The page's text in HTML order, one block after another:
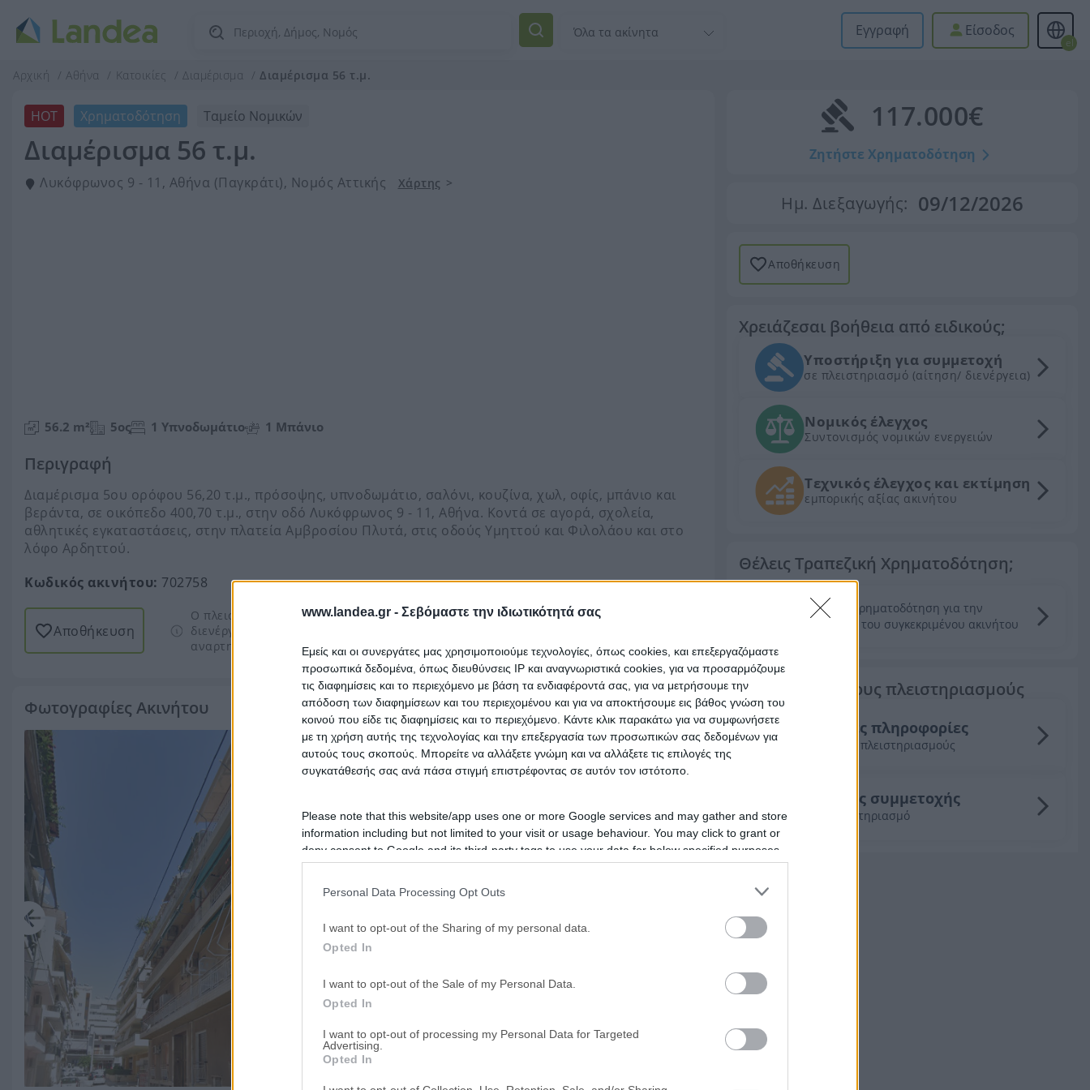
www.landea.gr - Σεβόμαστε την ιδιωτικότητά σας
Εμείς και οι συνεργάτες μας χρησιμοποιούμε τεχνολογίες, όπως cookies, και επεξεργαζόμαστε
προσωπικά δεδομένα, όπως διευθύνσεις IP και αναγνωριστικά cookies, για να προσαρμόζουμε
τις διαφημίσεις και το περιεχόμενο με βάση τα ενδιαφέροντά σας, για να μετρήσουμε την
απόδοση των διαφημίσεων και του περιεχομένου και για να αποκτήσουμε εις βάθος γνώση του
κοινού που είδε τις διαφημίσεις και το περιεχόμενο. Κάντε κλικ παρακάτω για να συμφωνήσετε
με τη χρήση αυτής της τεχνολογίας και την επεξεργασία των προσωπικών σας δεδομένων για
αυτούς τους σκοπούς. Μπορείτε να αλλάξετε γνώμη και να αλλάξετε τις επιλογές της
συγκατάθεσής σας ανά πάσα στιγμή επιστρέφοντας σε αυτόν τον ιστότοπο.
Please note that this website/app uses one or more Google services and may gather and store
information including but not limited to your visit or usage behaviour. You may click to grant or
deny consent to Google and its third-party tags to use your data for below specified purposes
in below Google consent section.
Personal Data Processing Opt Outs
I want to opt-out of the Sharing of my personal data.
Opted In
I want to opt-out of the Sale of my Personal Data.
Opted In
I want to opt-out of processing my Personal Data for Targeted
Advertising.
Opted In
Εγγραφή Είσοδος
el
Αρχική Αθήνα Κατοικίες Διαμέρισμα Διαμέρισμα 56 τ.μ.
HOT Χρηματοδότηση Ταμείο Νομικών
Διαμέρισμα 56 τ.μ.
Λυκόφρωνος 9 - 11, Αθήνα (Παγκράτι), Νομός Αττικής Χάρτης >
56.2 m² 5ος 1 Υπνοδωμάτιο 1 Μπάνιο
Περιγραφή
Διαμέρισμα 5ου ορόφου 56,20 τ.μ., πρόσοψης, υπνοδωμάτιο, σαλόνι, κουζίνα, χωλ, οφίς, μπάνιο και
βεράντα, σε οικόπεδο 400,70 τ.μ., στην οδό Λυκόφρωνος 9 - 11, Αθήνα. Κοντά σε αγορά, σχολεία,
αθλητικές εγκαταστάσεις, στην πλατεία Αμβροσίου Πλυτά, στις οδούς Υμηττού και Φιλολάου και στο
λόφο Αρδηττού.
Κωδικός ακινήτου: 702758
Αποθήκευση
Ο πλειστηριασμός δεν έχει αναρτηθεί ακόμα στο eauction.gr (πλατφόρμα
διενέργειας πλειστηριασμών). Αποθηκεύστε τον ώστε να ενημερωθείτε όταν
αναρτηθεί.
Περισσότερα
Φωτογραφίες Ακινήτου
117.000€
Ζητήστε Χρηματοδότηση
Ημ. Διεξαγωγής: 09/12/2026
Αποθήκευση
Χρειάζεσαι βοήθεια από ειδικούς;
Υποστήριξη για συμμετοχή
σε πλειστηριασμό (αίτηση/ διενέργεια)
Νομικός έλεγχος
Συντονισμός νομικών ενεργειών
Τεχνικός έλεγχος και εκτίμηση
εμπορικής αξίας ακινήτου
Θέλεις Τραπεζική Χρηματοδότηση;
Ζητήστε χρηματοδότηση για την
απόκτηση του συγκεκριμένου ακινήτου
Τα πάντα για τους πλειστηριασμούς
Γενικές πληροφορίες
για τους πλειστηριασμούς
Οδηγός συμμετοχής
σε πλειστηριασμό